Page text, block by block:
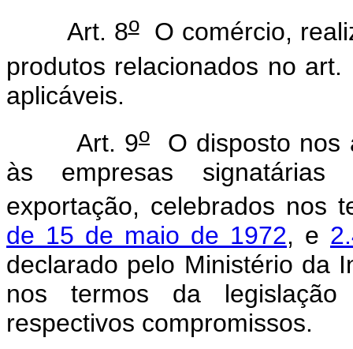
Art. 8oO comércio,
produtos relacionados no art.
aplicáveis.
Art. 9o
O disposto nos
às empresas signatárias
exportação, celebrados nos
de 15 de maio de 1972, e
declarado pelo Ministério da
nos termos da
respectivos compromissos.